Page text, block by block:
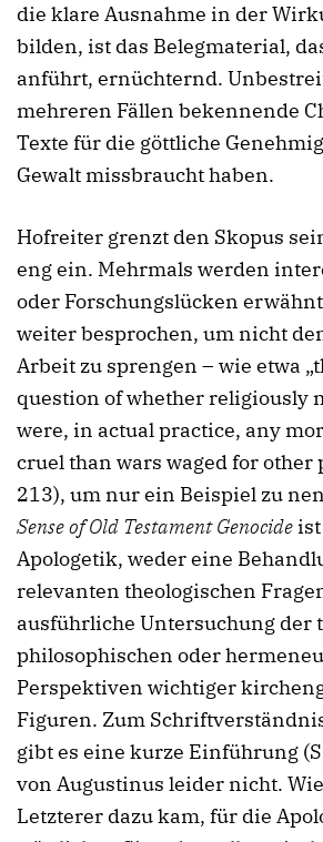
die klare Ausnahme in der
bilden, ist das Belegmaterial,
anführt, ernüchternd.
mehreren Fällen bekennende
Texte für die göttliche
Gewalt missbraucht haben.
Hofreiter grenzt den Skopus
eng ein. Mehrmals werden
oder Forschungslücken
weiter besprochen, um nicht
Arbeit zu sprengen – wie etwa
question of whether religiously
were, in actual practice, any
cruel than wars waged for other
213), um nur ein Beispiel zu
Sense of Old Testament Genocide
Apologetik, weder eine
relevanten theologischen
ausführliche Untersuchung der
philosophischen oder
Perspektiven wichtiger
Figuren. Zum
gibt es eine kurze Einführung
von Augustinus leider nicht.
Letzterer dazu kam, für die